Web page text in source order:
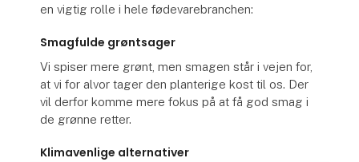
en vigtig rolle i hele fødevarebranchen:
Smagfulde grøntsager
Vi spiser mere grønt, men smagen står i vejen for,
at vi for alvor tager den planterige kost til os. Der
vil derfor komme mere fokus på at få god smag i
de grønne retter.
Klimavenlige alternativer